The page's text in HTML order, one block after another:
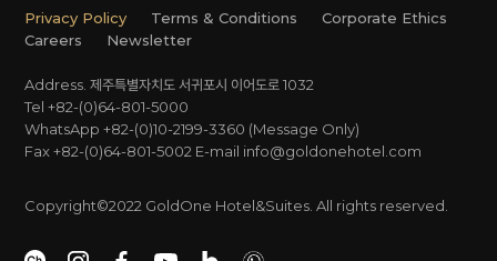
Privacy Policy Terms & Conditions
Corporate Ethics
Careers
Newsletter
Address. 제주특별자치도 서귀포시 이어도로 1032
Tel +82-(0)64-801-5000
WhatsApp +82-(0)10-2199-3360 (Message Only)
Fax +82-(0)64-801-5002 E-mail info@goldonehotel.com
Copyright©2022 GoldOne Hotel&Suites. All rights reserved.